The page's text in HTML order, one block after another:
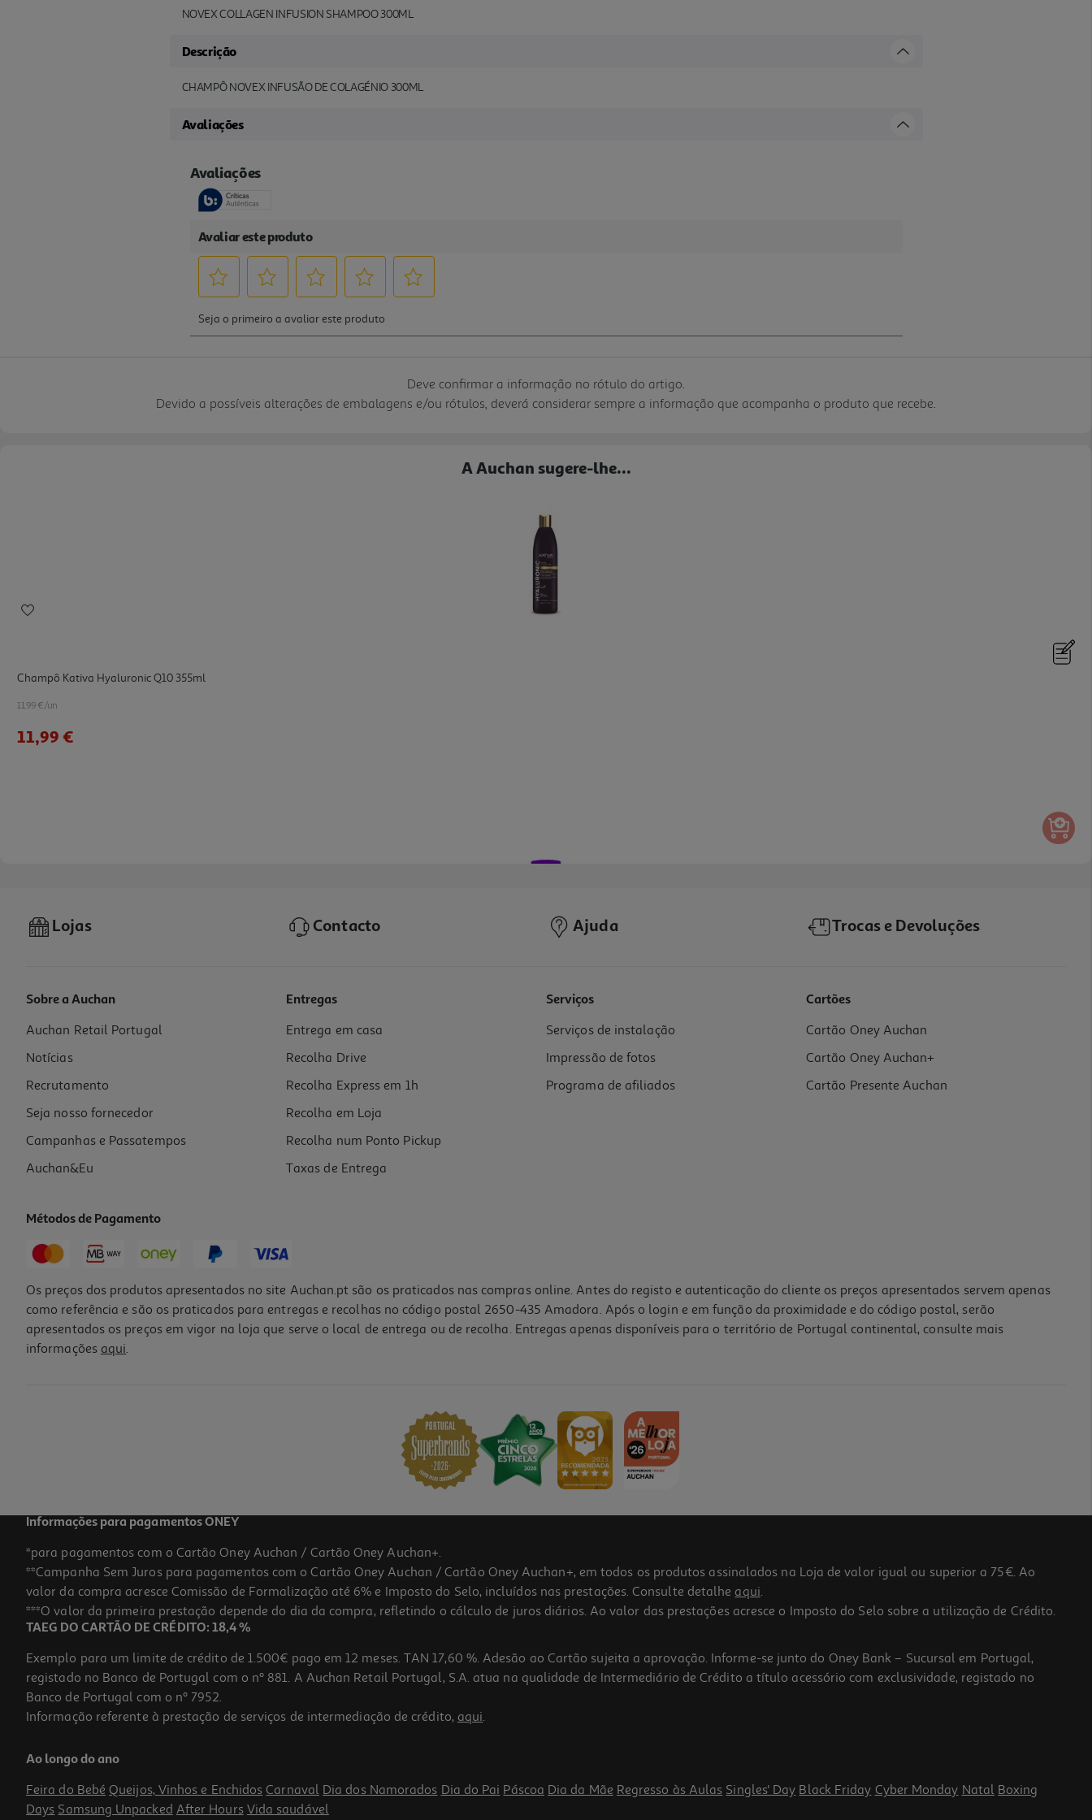
NOVEX COLLAGEN INFUSION SHAMPOO 300ML
Descrição
CHAMPÔ NOVEX INFUSÃO DE COLAGÉNIO 300ML
Avaliações
Deve confirmar a informação no rótulo do artigo.
Devido a possíveis alterações de embalagens e/ou rótulos, deverá considerar sempre a informação que acompanha o produto que recebe.
A Auchan sugere-lhe...
Champô Kativa Hyaluronic Q10 355ml
11.99 €/un
11,99 €
Champô Novex Estilo Afrohair 300ml
22.43 €/Lt
6,73 €
-10%
-10%
14.4 €/un
Price reduced from
16,00 € to
14,40 €
Promoção
Lojas Contacto Ajuda Trocas e Devoluções
Sobre a Auchan
Auchan Retail Portugal
Notícias
Recrutamento
Seja nosso fornecedor
Campanhas e Passatempos
Auchan&Eu
Entregas
Entrega em casa
Recolha Drive
Recolha Express em 1h
Recolha em Loja
Recolha num Ponto Pickup
Taxas de Entrega
Serviços
Serviços de instalação
Impressão de fotos
Programa de afiliados
Cartões
Cartão Oney Auchan
Cartão Oney Auchan+
Cartão Presente Auchan
Métodos de Pagamento
Os preços dos produtos apresentados no site Auchan.pt são os praticados nas compras online. Antes do registo e autenticação do cliente os preços apresentados servem apenas
como referência e são os praticados para entregas e recolhas no código postal 2650-435 Amadora. Após o login e em função da proximidade e do código postal, serão
apresentados os preços em vigor na loja que serve o local de entrega ou de recolha. Entregas apenas disponíveis para o território de Portugal continental, consulte mais
informações aqui.
Informações para pagamentos ONEY
*para pagamentos com o Cartão Oney Auchan / Cartão Oney Auchan+.
**Campanha Sem Juros para pagamentos com o Cartão Oney Auchan / Cartão Oney Auchan+, em todos os produtos assinalados na Loja de valor igual ou superior a 75€. Ao
valor da compra acresce Comissão de Formalização até 6% e Imposto do Selo, incluídos nas prestações. Consulte detalhe aqui.
***O valor da primeira prestação depende do dia da compra, refletindo o cálculo de juros diários. Ao valor das prestações acresce o Imposto do Selo sobre a utilização de Crédito.
TAEG DO CARTÃO DE CRÉDITO: 18,4 %
Exemplo para um limite de crédito de 1.500€ pago em 12 meses. TAN 17,60 %. Adesão ao Cartão sujeita a aprovação. Informe-se junto do Oney Bank – Sucursal em Portugal,
registado no Banco de Portugal com o nº 881. A Auchan Retail Portugal, S.A. atua na qualidade de Intermediário de Crédito a título acessório com exclusividade, registado no
Banco de Portugal com o nº 7952.
Informação referente à prestação de serviços de intermediação de crédito, aqui.
Ao longo do ano
Feira do Bebé Queijos, Vinhos e Enchidos Carnaval Dia dos Namorados Dia do Pai Páscoa Dia da Mãe Regresso às Aulas Singles' Day Black Friday Cyber Monday Natal Boxing
Days Samsung Unpacked After Hours Vida saudável